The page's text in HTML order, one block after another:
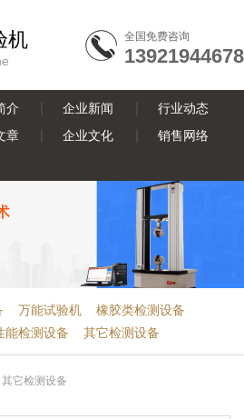
机 全国免费咨询
13921944678
介 企业新闻
行业动态
章 企业文化
销售网络
万能试验机
橡胶类检测设备
能检测设备 其它检测设备
其它检测设备